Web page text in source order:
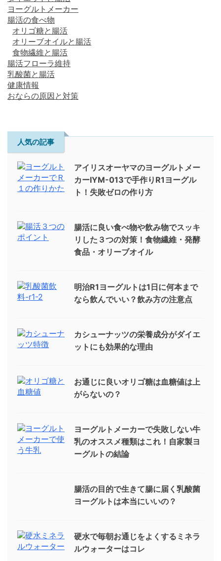
ヨーグルトメーカー
腸活の食べ物
オリゴ糖と腸活
オリーブオイルと腸活
食物繊維と腸活
腸活フローラ維持
乳酸菌と腸活
健康情報
おならの原因と対策
人気の記事
アイリスオーヤマのヨーグルトメー
カーIYM-013で手作りR1ヨーグル
ト！失敗ゼロの作り方
腸活に良い食べ物や飲み物でスッキ
リした３つの対策！食物繊維・発酵
食品・オリーブオイル
明治R1ヨーグルトは1日に何本まで
なら飲んでいい？飲み方の注意点
カシューナッツの栄養成分がダイエ
ットにも効果的な理由
お通じに良いオリゴ糖は血糖値は上
がらないの？
ヨーグルトメーカーで失敗しない牛
乳のオススメ種類はこれ！自家製ヨ
ーグルトの結論
腸活の目的で生きて腸に届く乳酸菌
ヨーグルトは本当にいいの？
硬水で毎朝お通じをよくするミネラ
ルウォーターはコレ